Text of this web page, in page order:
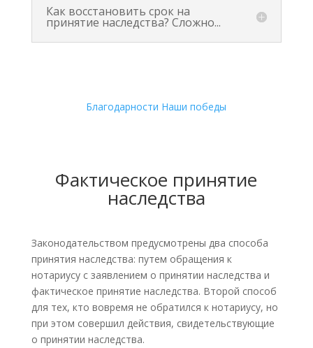
Как восстановить срок на
принятие наследства? Сложно...
Благодарности Наши победы
Фактическое принятие
наследства
Законодательством предусмотрены два способа
принятия наследства: путем обращения к
нотариусу с заявлением о принятии наследства и
фактическое принятие наследства. Второй способ
для тех, кто вовремя не обратился к нотариусу, но
при этом совершил действия, свидетельствующие
о принятии наследства.